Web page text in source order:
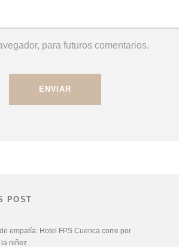
para futuros comentarios.
POST
empatía: Hotel FPS Cuenca corre por
niñez